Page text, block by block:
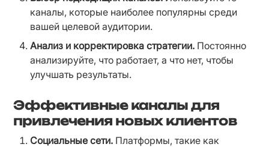
каналы, которые наиболее популярны среди
вашей целевой аудитории.
Анализ и корректировка стратегии. Постоянно
анализируйте, что работает, а что нет, чтобы
улучшать результаты.
Эффективные каналы для
привлечения новых клиентов
Социальные сети. Платформы, такие как